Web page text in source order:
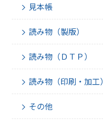
見本帳
読み物（製版）
読み物（ＤＴＰ）
読み物（印刷・加工）
その他